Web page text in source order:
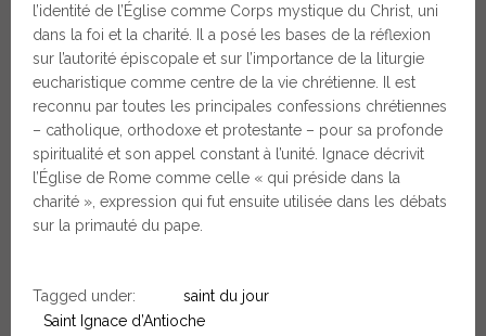
l’identité de l’Église comme Corps mystique du Christ, uni
dans la foi et la charité. Il a posé les bases de la réflexion
sur l’autorité épiscopale et sur l’importance de la liturgie
eucharistique comme centre de la vie chrétienne. Il est
reconnu par toutes les principales confessions chrétiennes
– catholique, orthodoxe et protestante – pour sa profonde
spiritualité et son appel constant à l’unité. Ignace décrivit
l’Église de Rome comme celle « qui préside dans la
charité », expression qui fut ensuite utilisée dans les débats
sur la primauté du pape.
Tagged under:
saint du jour
Saint Ignace d’Antioche